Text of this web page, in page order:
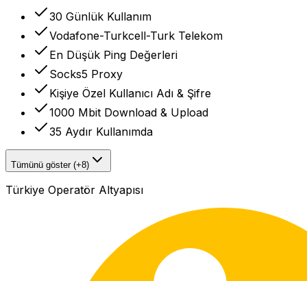
30 Günlük Kullanım
Vodafone-Turkcell-Turk Telekom
En Düşük Ping Değerleri
Socks5 Proxy
Kişiye Özel Kullanıcı Adı & Şifre
1000 Mbit Download & Upload
35 Aydır Kullanımda
Tümünü göster (+8)
Türkiye Operatör Altyapısı